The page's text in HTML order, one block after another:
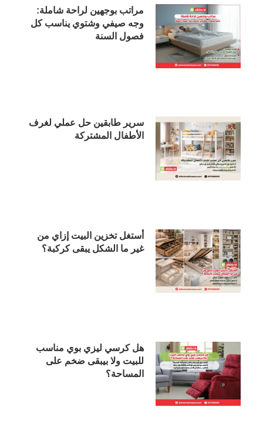
مراتب بوجهين لراحة شاملة:
وجه صيفي وشتوي يناسب كل
فصول السنة
سرير طابقين حل عملي لغرف
الأطفال المشتركة
أستغل تخزين البيت إزاي من
غير ما الشكل يبقى كركبة؟
هل كرسي ليزي بوي مناسب
للبيت ولا بيبقى ضخم على
المساحة؟